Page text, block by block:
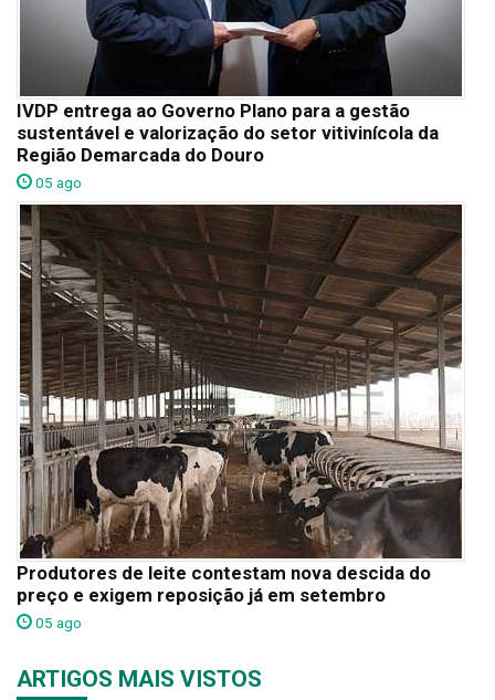
IVDP entrega ao Governo Plano para a gestão
sustentável e valorização do setor vitivinícola da
Região Demarcada do Douro
05 ago
Produtores de leite contestam nova descida do
preço e exigem reposição já em setembro
05 ago
ARTIGOS MAIS VISTOS